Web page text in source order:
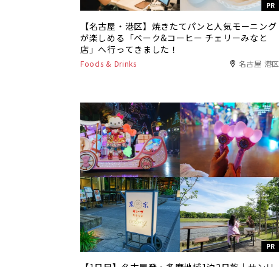
PR
【名古屋・港区】焼きたてパンと人気モーニング
が楽しめる「ベーク&コーヒー チェリーみなと
店」へ行ってきました！
Foods & Drinks 名古屋 港区
PR